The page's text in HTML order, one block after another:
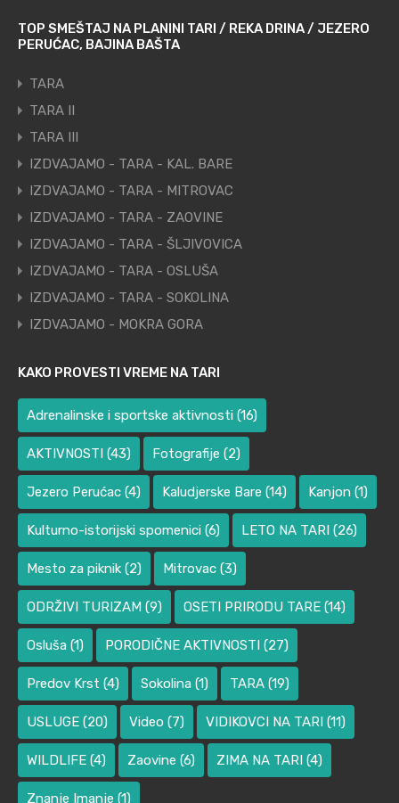
TOP SMEŠTAJ NA PLANINI TARI / REKA DRINA / JEZERO
PERUĆAC, BAJINA BAŠTA
TARA
TARA II
TARA III
IZDVAJAMO - TARA - KAL. BARE
IZDVAJAMO - TARA - MITROVAC
IZDVAJAMO - TARA - ZAOVINE
IZDVAJAMO - TARA - ŠLJIVOVICA
IZDVAJAMO - TARA - OSLUŠA
IZDVAJAMO - TARA - SOKOLINA
IZDVAJAMO - MOKRA GORA
KAKO PROVESTI VREME NA TARI
Adrenalinske i sportske aktivnosti (16)
AKTIVNOSTI (43) Fotografije (2)
Jezero Perućac (4) Kaludjerske Bare (14) Kanjon (1)
Kulturno-istorijski spomenici (6) LETO NA TARI (26)
Mesto za piknik (2) Mitrovac (3)
ODRŽIVI TURIZAM (9) OSETI PRIRODU TARE (14)
Osluša (1) PORODIČNE AKTIVNOSTI (27)
Predov Krst (4) Sokolina (1) TARA (19)
USLUGE (20) Video (7) VIDIKOVCI NA TARI (11)
WILDLIFE (4) Zaovine (6) ZIMA NA TARI (4)
Znanje Imanje (1)